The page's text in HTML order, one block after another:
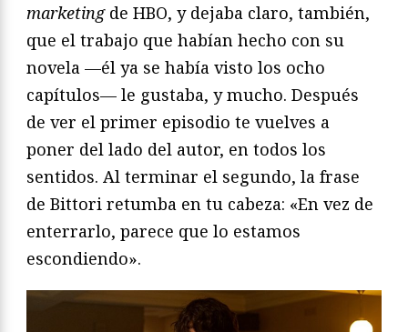
marketingde HBO, y dejaba claro, también,
que el trabajo que habían hecho con su
novela —él ya se había visto los ocho
capítulos— le gustaba, y mucho. Después
de ver el primer episodio te vuelves a
poner del lado del autor, en todos los
sentidos. Al terminar el segundo, la frase
de Bittori retumba en tu cabeza: «En vez de
enterrarlo, parece que lo estamos
escondiendo».